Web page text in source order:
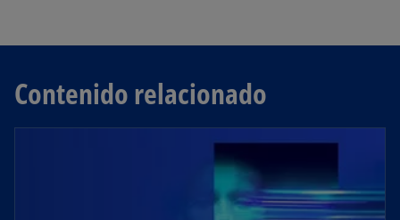
ñ
Contenido relacionado